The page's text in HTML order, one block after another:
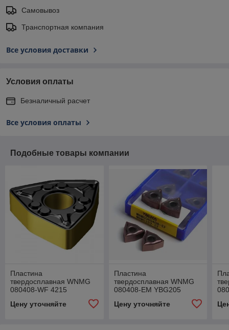
Самовывоз
Транспортная компания
Все условия доставки
Условия оплаты
Безналичный расчет
Все условия оплаты
Подобные товары компании
Пластина
твердосплавная WNMG
080408-WF 4215
Цену уточняйте
Пластина
твердосплавная WNMG
080408-EM YBG205
Цену уточняйте